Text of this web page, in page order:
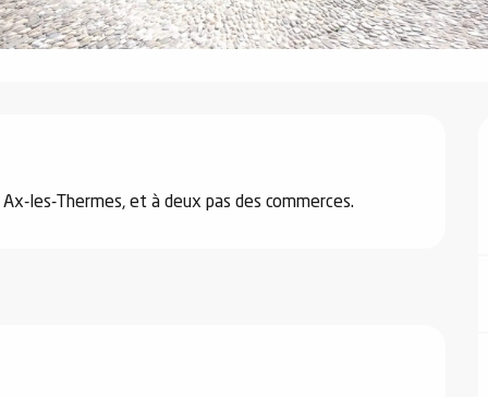
les-Thermes, et à deux pas des commerces.